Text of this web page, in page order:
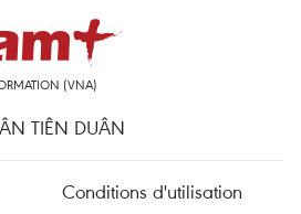
(VNA)
TIÊN DUÂN
Conditions d'utilisation